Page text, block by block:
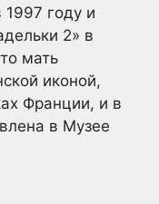
1997 году и
2» в
мать
иконой,
Франции, и в
в Музее